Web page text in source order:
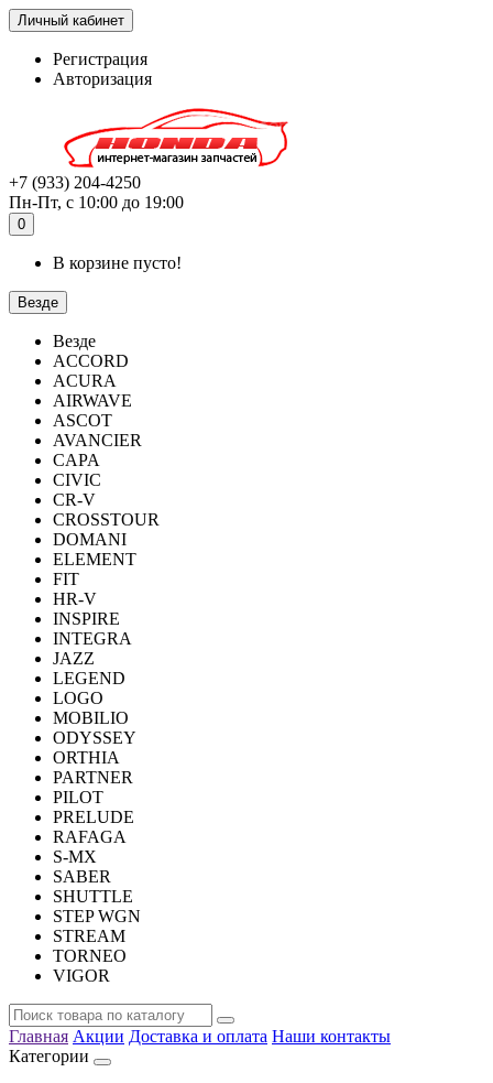
Личный кабинет
Регистрация
Авторизация
+7 (933) 204-4250
Пн-Пт, с 10:00 до 19:00
0
В корзине пусто!
Везде
Везде
ACCORD
ACURA
AIRWAVE
ASCOT
AVANCIER
CAPA
CIVIC
CR-V
CROSSTOUR
DOMANI
ELEMENT
FIT
HR-V
INSPIRE
INTEGRA
JAZZ
LEGEND
LOGO
MOBILIO
ODYSSEY
ORTHIA
PARTNER
PILOT
PRELUDE
RAFAGA
S-MX
SABER
SHUTTLE
STEP WGN
STREAM
TORNEO
VIGOR
Главная Акции Доставка и оплата Наши контакты
Категории